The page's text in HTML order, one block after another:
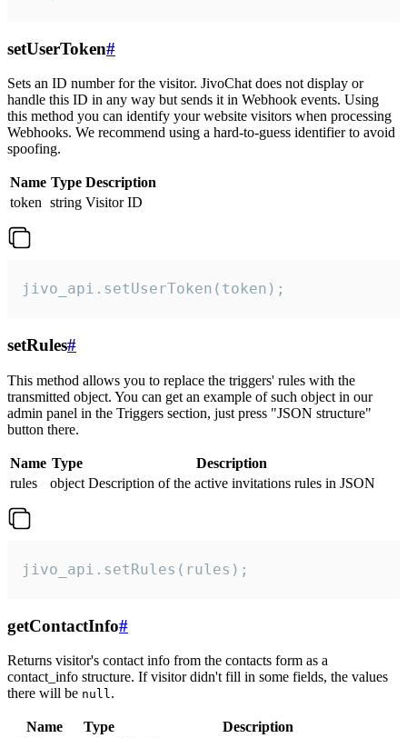
setUserToken#
Sets an ID number for the visitor. JivoChat does not display or
handle this ID in any way but sends it in Webhook events. Using
this method you can identify your website visitors when processing
Webhooks. We recommend using a hard-to-guess identifier to avoid
spoofing.
Name Type Description
token string Visitor ID
jivo_api.setUserToken(token);
setRules#
This method allows you to replace the triggers' rules with the
transmitted object. You can get an example of such object in our
admin panel in the Triggers section, just press "JSON structure"
button there.
Name Type
Description
rules
object Description of the active invitations rules in JSON
jivo_api.setRules(rules);
getContactInfo#
Returns visitor's contact info from the contacts form as a
contact_info structure. If visitor didn't fill in some fields, the values
there will be null.
Name Type
Description